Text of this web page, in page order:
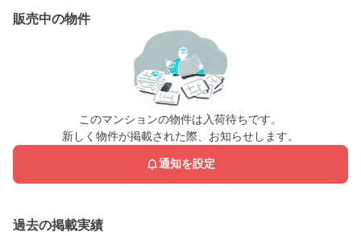
販売中の物件
このマンションの物件は入荷待ちです。
新しく物件が掲載された際、お知らせします。
通知を設定
過去の掲載実績